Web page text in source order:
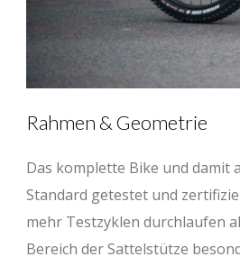
Rahmen & Geometrie
Das komplette Bike und damit
Standard getestet und
mehr Testzyklen durchlaufen
Bereich der Sattelstütze